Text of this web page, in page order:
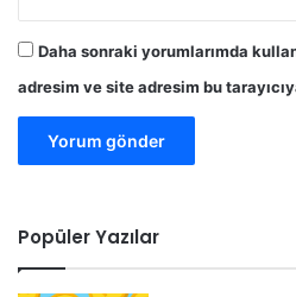
Daha sonraki yorumlarımda
adresim ve site adresim bu
Popüler Yazılar